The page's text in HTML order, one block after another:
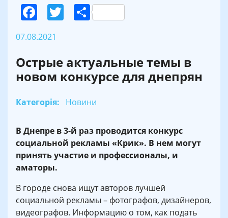
Facebook
Twitter
Поділитися
07.08.2021
Острые актуальные темы в
новом конкурсе для днепрян
Категорія: Новини
В Днепре в 3-й раз проводится конкурс
социальной рекламы «Крик». В нем могут
принять участие и профессионалы, и
аматоры.
В городе снова ищут авторов лучшей
социальной рекламы – фотографов, дизайнеров,
видеографов. Информацию о том, как подать